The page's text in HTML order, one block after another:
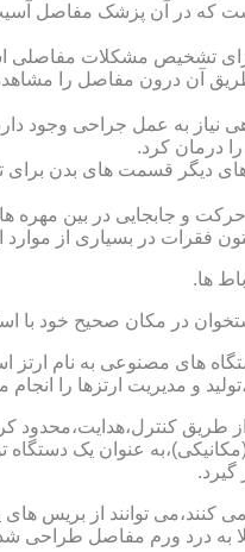
در آن پزشک مفاصل آسیب
تشخیص مشکلات مفاصلی
آن درون مفاصل را
به عمل جراحی وجود
درمان کرد.
دیگر قسمت های بدن
و جابجایی در بین مهره
فقرات در بسیاری از
ها.
در مکان صحیح خود با
های مصنوعی به نام ارتز
و مدیریت ارتزها را انجام
طریق کنترل،هدایت،محدود
عنوان یک
گیرد.
توانند از بریس های
به درد ورم مفاصل طراحی